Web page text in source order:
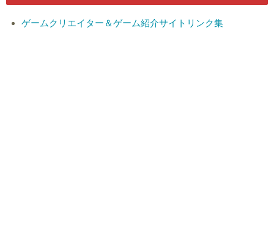
ゲームクリエイター＆ゲーム紹介サイトリンク集